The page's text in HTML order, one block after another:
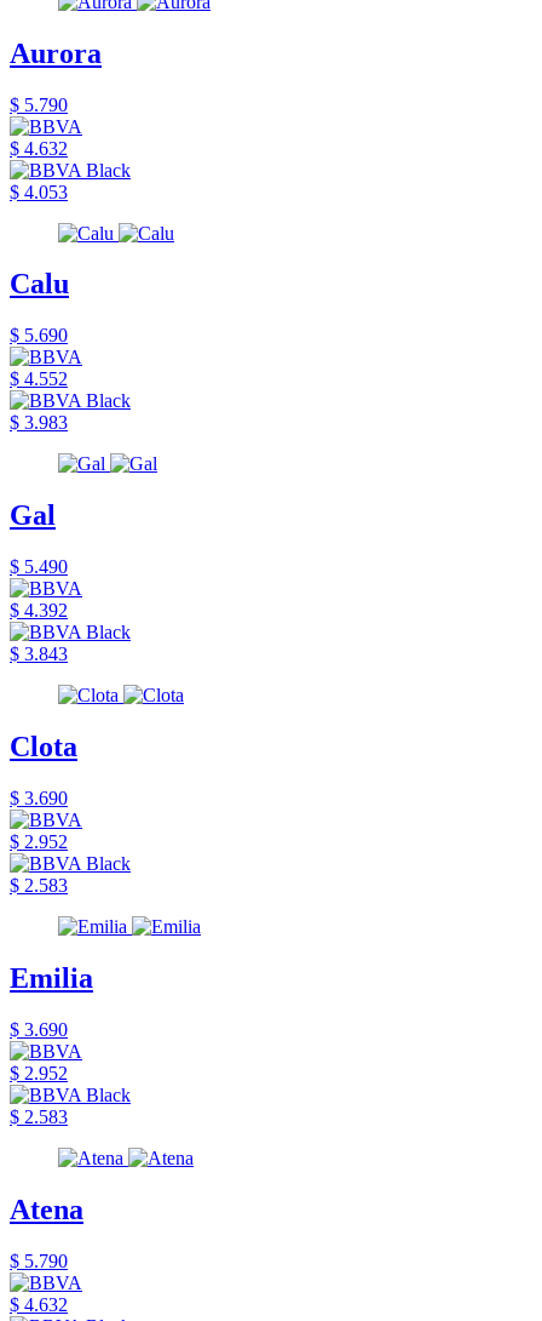
Aurora
$ 5.790
$ 4.632
$ 4.053
Calu
$ 5.690
$ 4.552
$ 3.983
Gal
$ 5.490
$ 4.392
$ 3.843
Clota
$ 3.690
$ 2.952
$ 2.583
Emilia
$ 3.690
$ 2.952
$ 2.583
Atena
$ 5.790
$ 4.632